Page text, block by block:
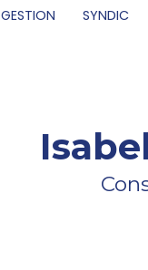
GESTION SYNDIC